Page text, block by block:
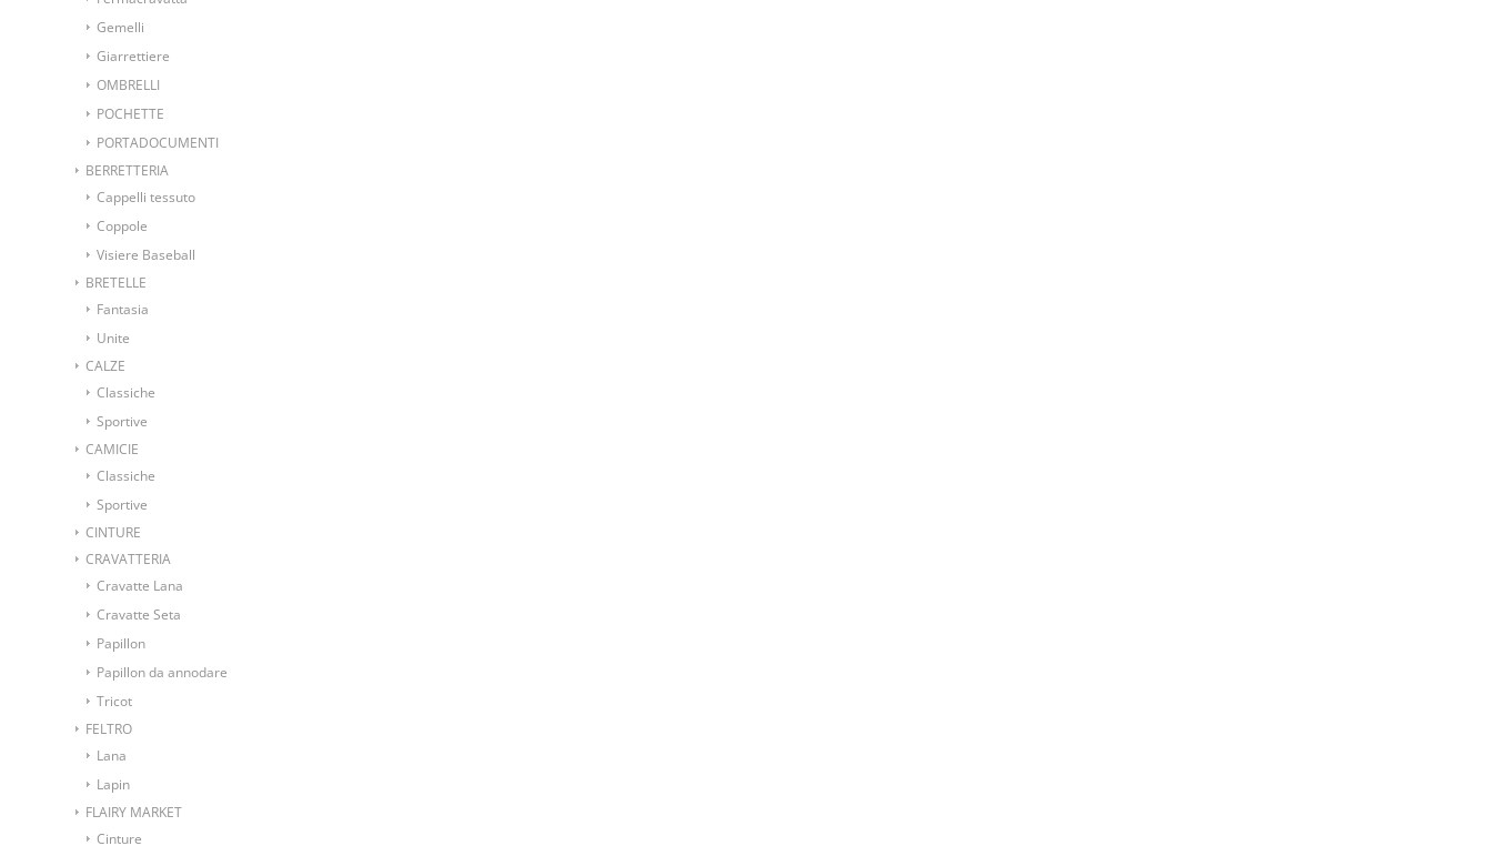
Gemelli
Giarrettiere
OMBRELLI
POCHETTE
PORTADOCUMENTI
BERRETTERIA
Cappelli tessuto
Coppole
Visiere Baseball
BRETELLE
Fantasia
Unite
CALZE
Classiche
Sportive
CAMICIE
Classiche
Sportive
CINTURE
CRAVATTERIA
Cravatte Lana
Cravatte Seta
Papillon
Papillon da annodare
Tricot
FELTRO
Lana
Lapin
FLAIRY MARKET
Cinture